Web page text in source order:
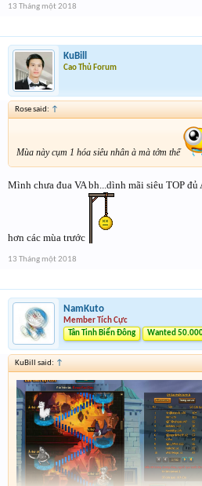
13 Tháng một 2018
KuBill
Cao Thủ Forum
Rose said: ↑
Mùa này cụm 1 hóa siêu nhân à mà tởm thế
Mình chưa đua VA bh...dình mãi siêu TOP
hơn các mùa trước
13 Tháng một 2018
NamKuto
Member Tích Cực
Tân Tinh Biển Đông
Wanted
KuBill said: ↑